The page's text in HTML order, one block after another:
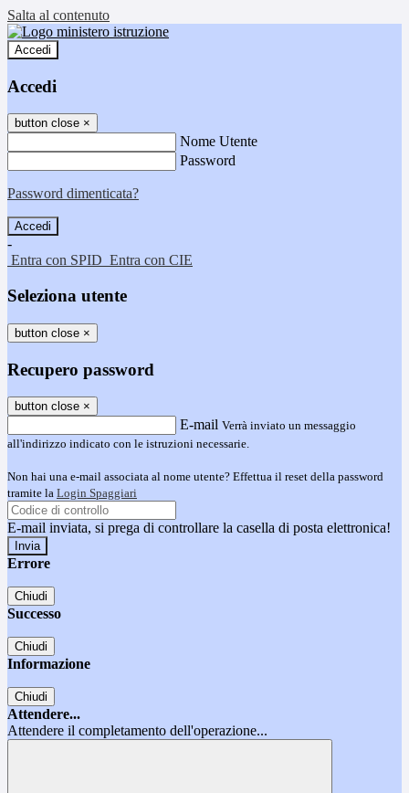
Salta al contenuto
Accedi
Accedi
button close ×
Nome Utente
Password
Password dimenticata?
-
Entra con SPID Entra con CIE
Seleziona utente
button close ×
Recupero password
button close ×
E-mail Verrà inviato un messaggio
all'indirizzo indicato con le istruzioni necessarie.
Non hai una e-mail associata al nome utente? Effettua il reset della password
tramite la Login Spaggiari
E-mail inviata, si prega di controllare la casella di posta elettronica!
Errore
Chiudi
Successo
Chiudi
Informazione
Chiudi
Attendere...
Attendere il completamento dell'operazione...